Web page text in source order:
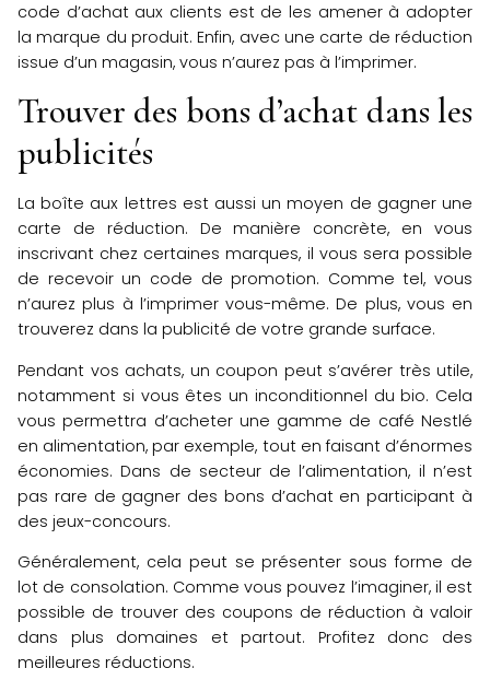
code d’achat aux clients est de les amener à adopter
la marque du produit. Enfin, avec une carte de réduction
issue d’un magasin, vous n’aurez pas à l’imprimer.
Trouver des bons d’achat dans les
publicités
La boîte aux lettres est aussi un moyen de gagner une
carte de réduction. De manière concrète, en vous
inscrivant chez certaines marques, il vous sera possible
de recevoir un code de promotion. Comme tel, vous
n’aurez plus à l’imprimer vous-même. De plus, vous en
trouverez dans la publicité de votre grande surface.
Pendant vos achats, un coupon peut s’avérer très utile,
notamment si vous êtes un inconditionnel du bio. Cela
vous permettra d’acheter une gamme de café Nestlé
en alimentation, par exemple, tout en faisant d’énormes
économies. Dans de secteur de l’alimentation, il n’est
pas rare de gagner des bons d’achat en participant à
des jeux-concours.
Généralement, cela peut se présenter sous forme de
lot de consolation. Comme vous pouvez l’imaginer, il est
possible de trouver des coupons de réduction à valoir
dans plus domaines et partout. Profitez donc des
meilleures réductions.